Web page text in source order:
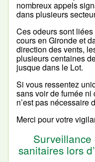
nombreux appels
dans plusieurs
Ces odeurs sont
cours en Gironde et
direction des vents,
plusieurs centaines
jusque dans le Lot.
Si vous ressentez
sans voir de fumée ni
n’est pas nécessaire
Merci pour votre
sanitaires lors